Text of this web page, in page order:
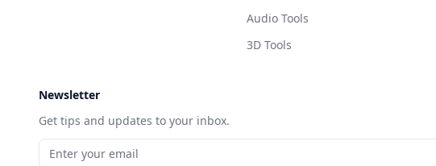
Audio Tools
3D Tools
Newsletter
Get tips and updates to your inbox.